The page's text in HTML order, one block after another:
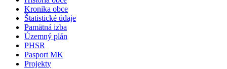
Kronika obce
Štatistické údaje
Pamätná izba
Územný plán
PHSR
Pasport MK
Projekty